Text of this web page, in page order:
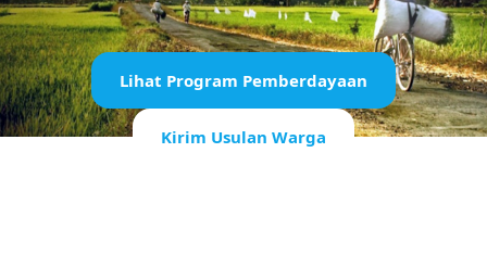
Lihat Program Pemberdayaan
Kirim Usulan Warga